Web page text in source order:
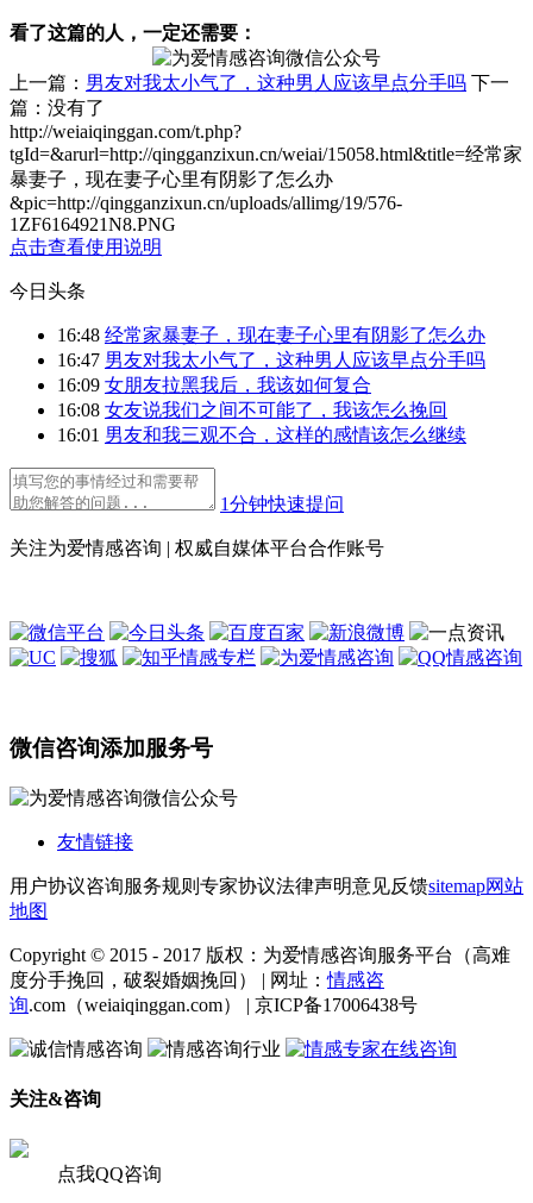
看了这篇的人，一定还需要：
上一篇： 男友对我太小气了，这种男人应该早点分手吗 下一
篇：没有了
http://weiaiqinggan.com/t.php?
tgId=&arurl=http://qingganzixun.cn/weiai/15058.html&title=经常家
暴妻子，现在妻子心里有阴影了怎么办
&pic=http://qingganzixun.cn/uploads/allimg/19/576-
1ZF6164921N8.PNG
点击查看使用说明
今日头条
16:48 经常家暴妻子，现在妻子心里有阴影了怎么办
16:47 男友对我太小气了，这种男人应该早点分手吗
16:09 女朋友拉黑我后，我该如何复合
16:08 女友说我们之间不可能了，我该怎么挽回
16:01 男友和我三观不合，这样的感情该怎么继续
1分钟快速提问
关注为爱情感咨询 | 权威自媒体平台合作账号
微信咨询添加服务号
友情链接
用户协议咨询服务规则 专家协议法律声明意见反馈sitemap网站
地图
Copyright © 2015 - 2017 版权：为爱情感咨询服务平台（高难
度分手挽回，破裂婚姻挽回） | 网址：情感咨
询.com（weiaiqinggan.com） | 京ICP备17006438号
关注&咨询
点我QQ咨询